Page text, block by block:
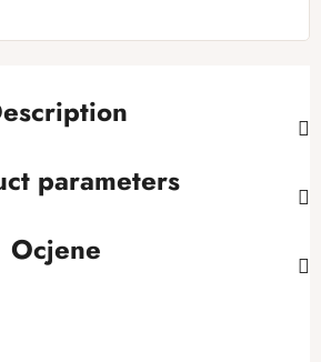
parameters
Ocjene